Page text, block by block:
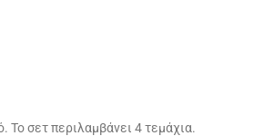
σετ περιλαμβάνει 4 τεμάχια.